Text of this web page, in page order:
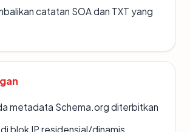
catatan SOA dan TXT yang
metadata Schema.org diterbitkan
blok IP residensial/dinamis